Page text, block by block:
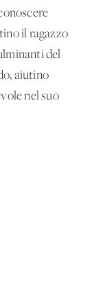
il ragazzo
del
aiutino
nel suo